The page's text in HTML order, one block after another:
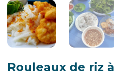
Rouleaux de riz